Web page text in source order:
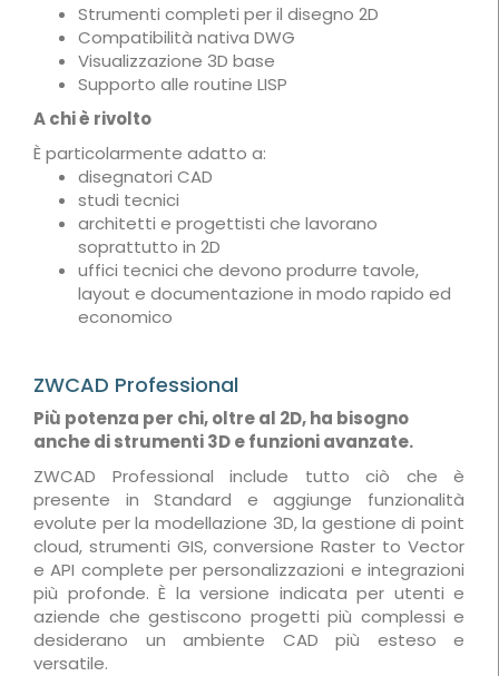
Strumenti completi per il disegno 2D
Compatibilità nativa DWG
Visualizzazione 3D base
Supporto alle routine LISP
A chi è rivolto
È particolarmente adatto a:
disegnatori CAD
studi tecnici
architetti e progettisti che lavorano
soprattutto in 2D
uffici tecnici che devono produrre tavole,
layout e documentazione in modo rapido ed
economico
ZWCAD Professional
Più potenza per chi, oltre al 2D, ha bisogno
anche di strumenti 3D e funzioni avanzate.
ZWCAD Professional include tutto ciò che è
presente in Standard e aggiunge funzionalità
evolute per la modellazione 3D, la gestione di point
cloud, strumenti GIS, conversione Raster to Vector
e API complete per personalizzazioni e integrazioni
più profonde. È la versione indicata per utenti e
aziende che gestiscono progetti più complessi e
desiderano un ambiente CAD più esteso e
versatile.